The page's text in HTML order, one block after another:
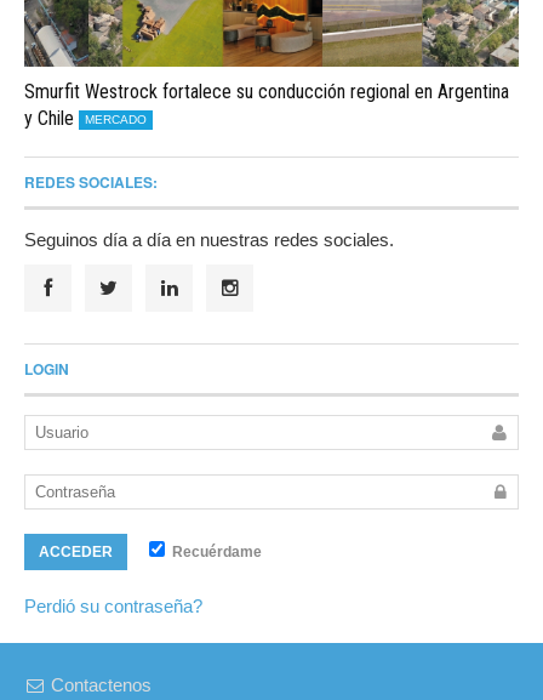
Smurfit Westrock fortalece su conducción regional en Argentina
y Chile
MERCADO
REDES SOCIALES:
Seguinos día a día en nuestras redes sociales.
LOGIN
ACCEDER Recuérdame
Perdió su contraseña?
Contactenos